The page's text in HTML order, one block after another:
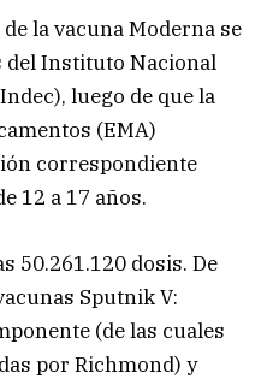
la vacuna Moderna se
del Instituto Nacional
luego de que la
(EMA)
correspondiente
12 a 17 años.
50.261.120 dosis. De
Sputnik V:
(de las cuales
por Richmond) y